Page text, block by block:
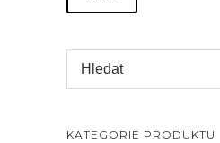
KATEGORIE PRODUKTU